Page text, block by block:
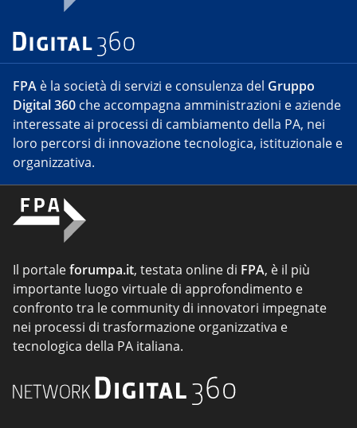
FPA è la società di servizi e consulenza del Gruppo
Digital 360 che accompagna amministrazioni e aziende
interessate ai processi di cambiamento della PA, nei
loro percorsi di innovazione tecnologica, istituzionale e
organizzativa.
Il portaleforumpa.it, testata online di FPA, è il più
importante luogo virtuale di approfondimento e
confronto tra le community di innovatori impegnate
nei processi di trasformazione organizzativa e
tecnologica della PA italiana.